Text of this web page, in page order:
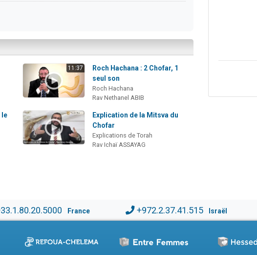
11:37
Roch Hachana : 2 Chofar, 1
seul son
Roch Hachana
Rav Nethanel ABIB
le
Explication de la Mitsva du
Chofar
Explications de Torah
Rav Ichaï ASSAYAG
France +972.2.37.41.515 Israël